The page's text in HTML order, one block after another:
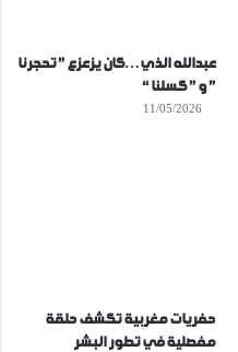
عبدالله الذي…كان يزعزع ” تحجرنا
” و ” كسلنا “
11/05/2026
حفريات مغربية تكشف حلقة
مفصلية في تطور البشر